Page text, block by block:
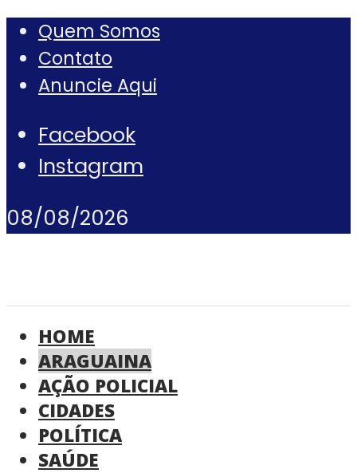
Quem Somos
Contato
Anuncie Aqui
Facebook
Instagram
08/08/2026
HOME
ARAGUAINA
AÇÃO POLICIAL
CIDADES
POLÍTICA
SAÚDE